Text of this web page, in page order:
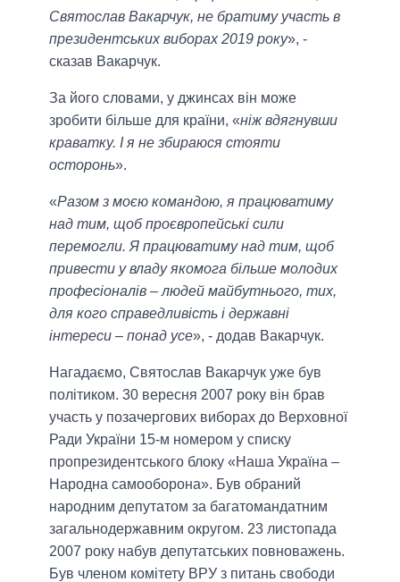
Святослав Вакарчук, не братиму участь в
президентських виборах 2019 року», -
сказав Вакарчук.
За його словами, у джинсах він може
зробити більше для країни, «ніж вдягнувши
краватку. І я не збираюся стояти
осторонь».
«Разом з моєю командою, я працюватиму
над тим, щоб проєвропейські сили
перемогли. Я працюватиму над тим, щоб
привести у владу якомога більше молодих
професіоналів – людей майбутнього, тих,
для кого справедливість і державні
інтереси – понад усе», - додав Вакарчук.
Нагадаємо, Святослав Вакарчук уже був
політиком. 30 вересня 2007 року він брав
участь у позачергових виборах до Верховної
Ради України 15-м номером у списку
пропрезидентського блоку «Наша Україна –
Народна самооборона». Був обраний
народним депутатом за багатомандатним
загальнодержавним округом. 23 листопада
2007 року набув депутатських повноважень.
Був членом комітету ВРУ з питань свободи